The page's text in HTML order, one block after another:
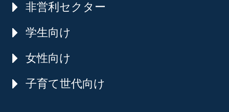
非営利セクター
学生向け
女性向け
子育て世代向け